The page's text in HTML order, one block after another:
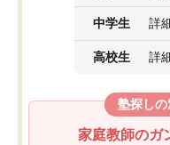
中学生 詳
高校生 詳
塾探し
家庭教師のガ